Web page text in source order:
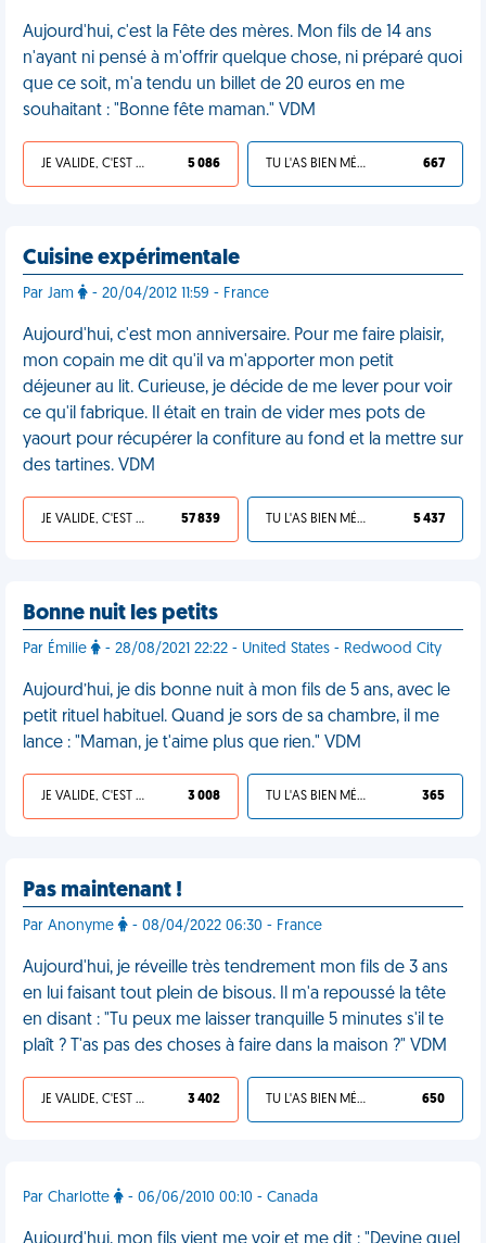
Aujourd'hui, c'est la Fête des mères. Mon fils de 14 ans
n'ayant ni pensé à m'offrir quelque chose, ni préparé quoi
que ce soit, m'a tendu un billet de 20 euros en me
souhaitant : "Bonne fête maman." VDM
JE VALIDE, C'EST UNE VDM 5 086 TU L'AS BIEN MÉRITÉ 667
Cuisine expérimentale
Par Jam - 20/04/2012 11:59 - France
Aujourd'hui, c'est mon anniversaire. Pour me faire plaisir,
mon copain me dit qu'il va m'apporter mon petit
déjeuner au lit. Curieuse, je décide de me lever pour voir
ce qu'il fabrique. Il était en train de vider mes pots de
yaourt pour récupérer la confiture au fond et la mettre sur
des tartines. VDM
JE VALIDE, C'EST UNE VDM 57 839 TU L'AS BIEN MÉRITÉ 5 437
Bonne nuit les petits
Par Émilie - 28/08/2021 22:22 - United States - Redwood City
Aujourd’hui, je dis bonne nuit à mon fils de 5 ans, avec le
petit rituel habituel. Quand je sors de sa chambre, il me
lance : "Maman, je t'aime plus que rien." VDM
JE VALIDE, C'EST UNE VDM 3 008 TU L'AS BIEN MÉRITÉ 365
Pas maintenant !
Par Anonyme - 08/04/2022 06:30 - France
Aujourd'hui, je réveille très tendrement mon fils de 3 ans
en lui faisant tout plein de bisous. Il m'a repoussé la tête
en disant : "Tu peux me laisser tranquille 5 minutes s'il te
plaît ? T'as pas des choses à faire dans la maison ?" VDM
JE VALIDE, C'EST UNE VDM 3 402 TU L'AS BIEN MÉRITÉ 650
Par Charlotte - 06/06/2010 00:10 - Canada